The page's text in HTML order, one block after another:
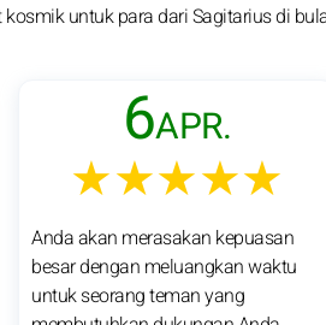
untuk para dari Sagitarius di
6APR.
★★★★★
Anda akan merasakan kepuasan
besar dengan meluangkan waktu
untuk seorang teman yang